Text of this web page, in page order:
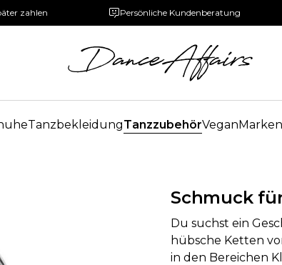
zahlen Persönliche Kundenberatung
TanzbekleidungTanzzubehörVeganMarken
Schmuck
Du suchst ein
hübsche Ketten
in den Bereichen